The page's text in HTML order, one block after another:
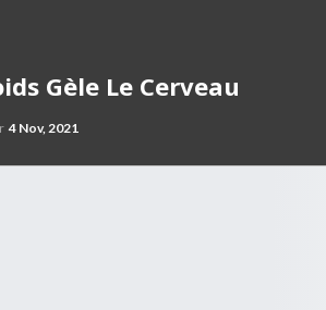
Gèle Le Cerveau
4 Nov, 2021